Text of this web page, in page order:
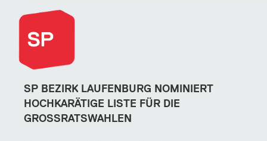
SP BEZIRK LAUFENBURG NOMINIERT
HOCHKARÄTIGE LISTE FÜR DIE
GROSSRATSWAHLEN